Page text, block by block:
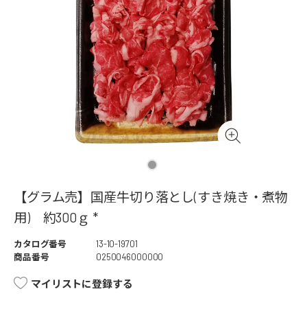
【グラム売】国産牛切り落とし(すき焼き・煮物
用) 約300ｇ *
カタログ番号
13-10-19701
商品番号
0250046000000
マイリストに登録する